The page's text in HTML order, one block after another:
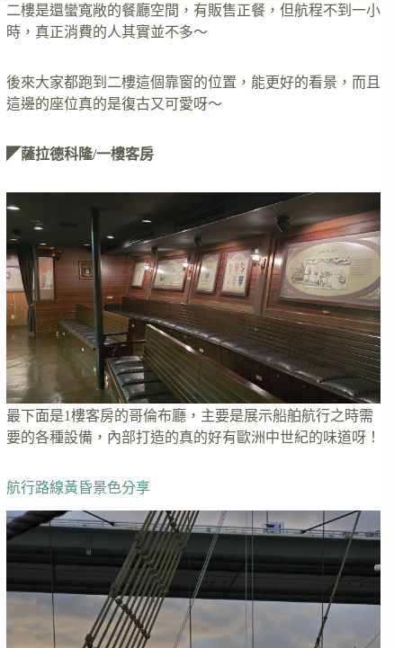
二樓是還蠻寬敞的餐廳空間，有販售正餐，但航程不到一小
時，真正消費的人其實並不多～
後來大家都跑到二樓這個靠窗的位置，能更好的看景，而且
這邊的座位真的是復古又可愛呀～
◤薩拉德科隆/一樓客房
最下面是1樓客房的哥倫布廳，主要是展示船舶航行之時需
要的各種設備，內部打造的真的好有歐洲中世紀的味道呀！
航行路線黃昏景色分享